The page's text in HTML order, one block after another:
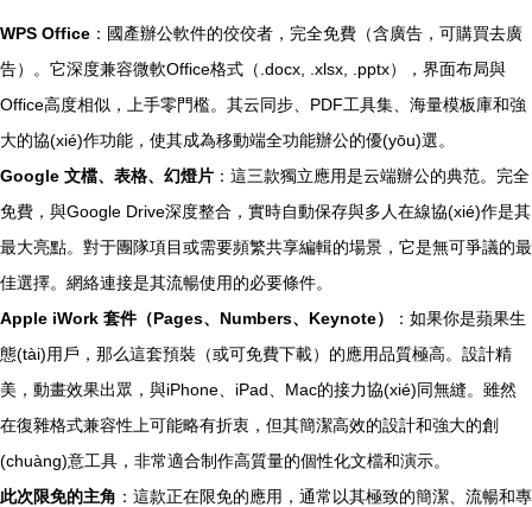
WPS Office ：國產辦公軟件的佼佼者，完全免費（含廣告，可購買去廣
告）。它深度兼容微軟Office格式（.docx, .xlsx, .pptx），界面布局與
Office高度相似，上手零門檻。其云同步、PDF工具集、海量模板庫和強
大的協(xié)作功能，使其成為移動端全功能辦公的優(yōu)選。
Google 文檔、表格、幻燈片 ：這三款獨立應用是云端辦公的典范。完全
免費，與Google Drive深度整合，實時自動保存與多人在線協(xié)作是其
最大亮點。對于團隊項目或需要頻繁共享編輯的場景，它是無可爭議的最
佳選擇。網絡連接是其流暢使用的必要條件。
Apple iWork 套件（Pages、Numbers、Keynote）
：如果你是蘋果生
態(tài)用戶，那么這套預裝（或可免費下載）的應用品質極高。設計精
美，動畫效果出眾，與iPhone、iPad、Mac的接力協(xié)同無縫。雖然
在復雜格式兼容性上可能略有折衷，但其簡潔高效的設計和強大的創
(chuàng)意工具，非常適合制作高質量的個性化文檔和演示。
此次限免的主角 ：這款正在限免的應用，通常以其極致的簡潔、流暢和專